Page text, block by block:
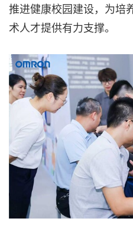
推进健康校园建设，为培
术人才提供有力支撑。